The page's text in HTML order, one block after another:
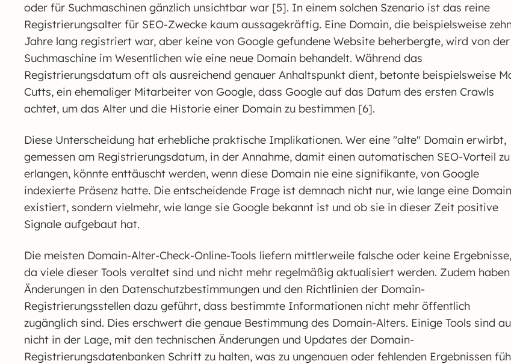
oder für Suchmaschinen gänzlich unsichtbar war [5]. In einem solchen Szenario ist das reine
Registrierungsalter für SEO-Zwecke kaum aussagekräftig. Eine Domain, die beispielsweise zehn
Jahre lang registriert war, aber keine von Google gefundene Website beherbergte, wird von der
Suchmaschine im Wesentlichen wie eine neue Domain behandelt. Während das
Registrierungsdatum oft als ausreichend genauer Anhaltspunkt dient, betonte beispielsweise
Cutts, ein ehemaliger Mitarbeiter von Google, dass Google auf das Datum des ersten Crawls
achtet, um das Alter und die Historie einer Domain zu bestimmen [6].
Diese Unterscheidung hat erhebliche praktische Implikationen. Wer eine "alte" Domain erwirbt,
gemessen am Registrierungsdatum, in der Annahme, damit einen automatischen SEO-Vorteil zu
erlangen, könnte enttäuscht werden, wenn diese Domain nie eine signifikante, von Google
indexierte Präsenz hatte. Die entscheidende Frage ist demnach nicht nur, wie lange eine Domain
existiert, sondern vielmehr, wie lange sie Google bekannt ist und ob sie in dieser Zeit positive
Signale aufgebaut hat.
Die meisten Domain-Alter-Check-Online-Tools liefern mittlerweile falsche oder keine Ergebnisse,
da viele dieser Tools veraltet sind und nicht mehr regelmäßig aktualisiert werden. Zudem haben
Änderungen in den Datenschutzbestimmungen und den Richtlinien der Domain-
Registrierungsstellen dazu geführt, dass bestimmte Informationen nicht mehr öffentlich
zugänglich sind. Dies erschwert die genaue Bestimmung des Domain-Alters. Einige Tools sind
nicht in der Lage, mit den technischen Änderungen und Updates der Domain-
Registrierungsdatenbanken Schritt zu halten, was zu ungenauen oder fehlenden Ergebnissen